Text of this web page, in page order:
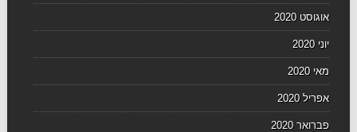
אוגוסט 2020
יוני 2020
מאי 2020
אפריל 2020
פברואר 2020